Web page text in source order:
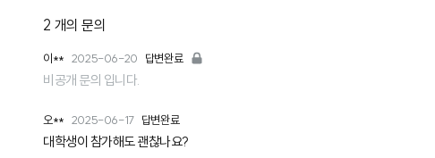
2 개의 문의
이** 2025-06-20 답변완료
비공개 문의 입니다.
오** 2025-06-17 답변완료
대학생이 참가해도 괜찮나요?